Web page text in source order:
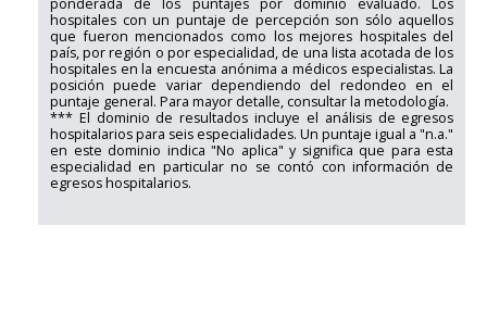
ponderada de los puntajes por dominio evaluado. Los
hospitales con un puntaje de percepción son sólo aquellos
que fueron mencionados como los mejores hospitales del
país, por región o por especialidad, de una lista acotada de los
hospitales en la encuesta anónima a médicos especialistas. La
posición puede variar dependiendo del redondeo en el
puntaje general. Para mayor detalle, consultar la metodología.
*** El dominio de resultados incluye el análisis de egresos
hospitalarios para seis especialidades. Un puntaje igual a "n.a."
en este dominio indica "No aplica" y significa que para esta
especialidad en particular no se contó con información de
egresos hospitalarios.